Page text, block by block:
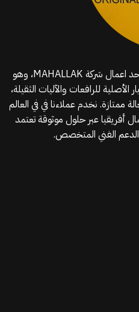
موقع قطع الغيار KGSAN وهو أحد اعمال شركة MAHALLAK، وهو
للرافعات والآليات الثقيلة،
ممتازة. نخدم عملاءنا في في العالم
أفريقيا عبر حلول موثوقة تعتمد
الفني المتخصص.